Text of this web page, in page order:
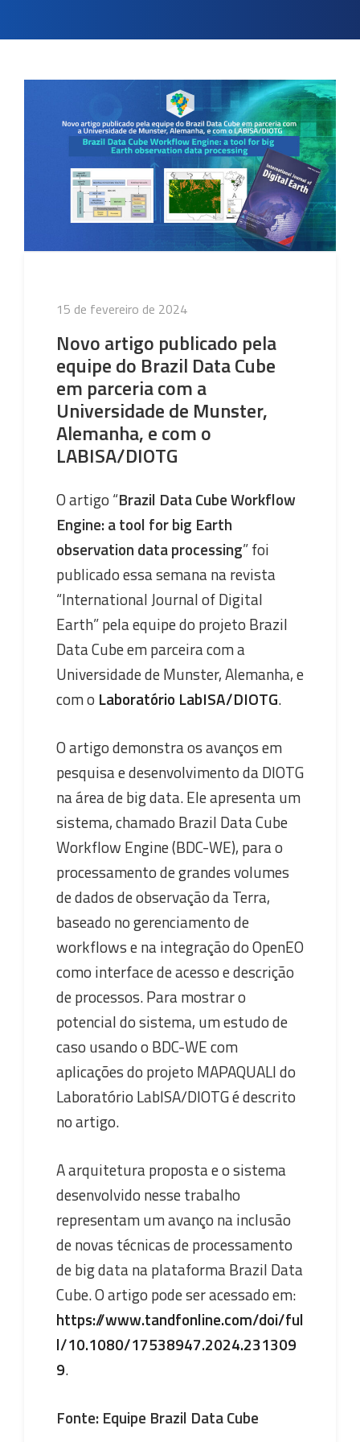
Publicado
15 de fevereiro de 2024
Novo artigo publicado pela
equipe do Brazil Data Cube
em parceria com a
Universidade de Munster,
Alemanha, e com o
LABISA/DIOTG
O artigo “Brazil Data Cube Workflow
Engine: a tool for big Earth
observation data processing” foi
publicado essa semana na revista
“International Journal of Digital
Earth” pela equipe do projeto Brazil
Data Cube em parceira com a
Universidade de Munster, Alemanha, e
com o Laboratório LabISA/DIOTG.
O artigo demonstra os avanços em
pesquisa e desenvolvimento da DIOTG
na área de big data. Ele apresenta um
sistema, chamado Brazil Data Cube
Workflow Engine (BDC-WE), para o
processamento de grandes volumes
de dados de observação da Terra,
baseado no gerenciamento de
workflows e na integração do OpenEO
como interface de acesso e descrição
de processos. Para mostrar o
potencial do sistema, um estudo de
caso usando o BDC-WE com
aplicações do projeto MAPAQUALI do
Laboratório LabISA/DIOTG é descrito
no artigo.
A arquitetura proposta e o sistema
desenvolvido nesse trabalho
representam um avanço na inclusão
de novas técnicas de processamento
de big data na plataforma Brazil Data
Cube. O artigo pode ser acessado em:
https://www.tandfonline.com/doi/ful
l/10.1080/17538947.2024.231309
9.
Fonte: Equipe Brazil Data Cube